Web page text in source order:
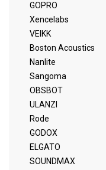
GOPRO
Xencelabs
VEIKK
Boston Acoustics
Nanlite
Sangoma
OBSBOT
ULANZI
Rode
GODOX
ELGATO
SOUNDMAX